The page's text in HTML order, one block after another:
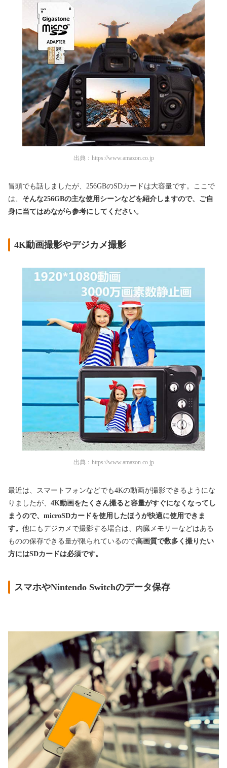
出典： https://www.amazon.co.jp
冒頭でも話しましたが、256GBのSDカードは大容量です。ここで
は、 そんな256GBの主な使用シーンなどを紹介しますので、ご自
身に当てはめながら参考にしてください。
4K動画撮影やデジカメ撮影
出典： https://www.amazon.co.jp
最近は、スマートフォンなどでも4Kの動画が撮影できるようにな
りましたが、 4K動画をたくさん撮ると容量がすぐになくなってし
まうので、microSDカードを使用したほうが快適に使用できま
す。 他にもデジカメで撮影する場合は、内臓メモリーなどはある
ものの保存できる量が限られているので高画質で数多く撮りたい
方にはSDカードは必須です。
スマホやNintendo Switchのデータ保存